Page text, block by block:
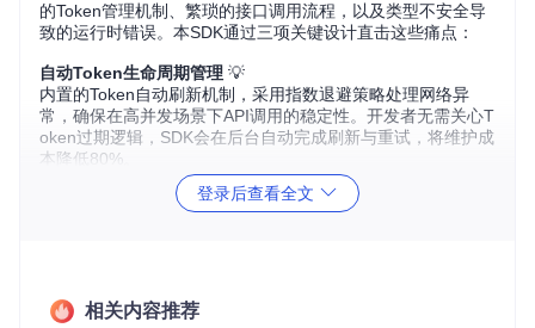
的Token管理机制、繁琐的接口调用流程，以及类型不安全导
致的运行时错误。本SDK通过三项关键设计直击这些痛点：
自动Token生命周期管理 💡
内置的Token自动刷新机制，采用指数退避策略处理网络异
常，确保在高并发场景下API调用的稳定性。开发者无需关心T
oken过期逻辑，SDK会在后台自动完成刷新与重试，将维护成
本降低80%。
类型安全的接口抽象
🛡️
登录后查看全文
相关内容推荐